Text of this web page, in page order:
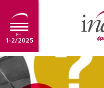
Ed.
1-2/2025
NEWS